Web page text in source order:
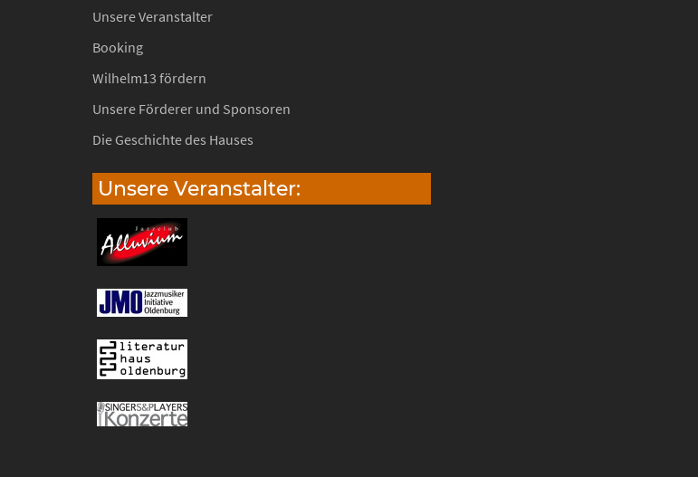
Unsere Veranstalter
Booking
Wilhelm13 fördern
Unsere Förderer und Sponsoren
Die Geschichte des Hauses
Unsere Veranstalter: